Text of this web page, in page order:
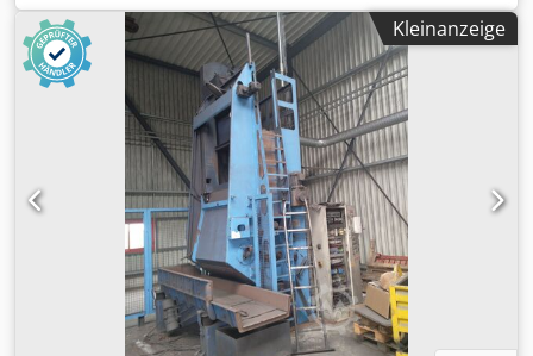
ausgelegt. Sie arbeitet zuverlässig und ist einfach zu
bedienen. Durch die robuste Bauweise und die
leistungsstarke Turbine eignet sich die Anlage ideal für
den täglichen Einsatz in der Produktion. Technische Daten:
Fassungsvermögen: 180 Liter Turbine: 1 Stk. Turbine 3.6.10
Turbinenleistung: 11,0 kW Turbinensteuerung:
frequenzgeregelt Werkstückdaten: - Max. Raumdiagonale:
270 mm - Max. Werkstückgewicht: 25 kg Muldenband:
Lochung Ø 8 mm Strahlmittel: - Geeignet für rundes
Strahlmittel - Automatisches Nachfüllsilo: 100 Liter -
Strahlmittelmengenregulierung integriert Absaugung &
Lärm: - Schalldruckpegel ohne Schallschutz ≤ 85 dB(A) -
Filteraufstellung links oder rechts möglich Baujahr: vsl. KW
31/2026 Ausstattung: - Verschleißauskleidung aus Mangan
Kleinanzeige